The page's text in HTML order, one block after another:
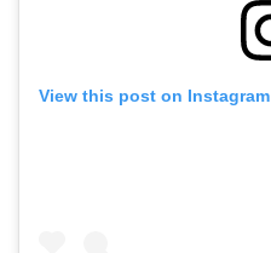
View this post on Instagram